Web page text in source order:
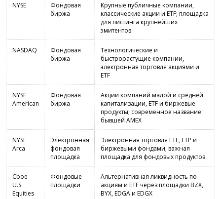
NYSE
Фондовая
биржа
Крупные публичные компании,
классические акции и ETF; площадка
для листинга крупнейших
эмитентов
NASDAQ
Фондовая
биржа
Технологические и
быстрорастущие компании,
электронная торговля акциями и
ETF
NYSE
American
Фондовая
биржа
Акции компаний малой и средней
капитализации, ETF и биржевые
продукты; современное название
бывшей AMEX
NYSE
Arca
Электронная
фондовая
площадка
Электронная торговля ETF, ETP и
биржевыми фондами; важная
площадка для фондовых продуктов
Cboe
U.S.
Equities
Фондовые
площадки
Альтернативная ликвидность по
акциям и ETF через площадки BZX,
BYX, EDGA и EDGX